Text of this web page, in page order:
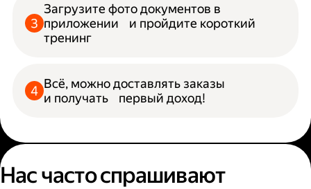
Загрузите фото документов в
приложении и пройдите короткий
тренинг
Всё, можно доставлять заказы
и получать первый доход!
Нас часто спрашивают